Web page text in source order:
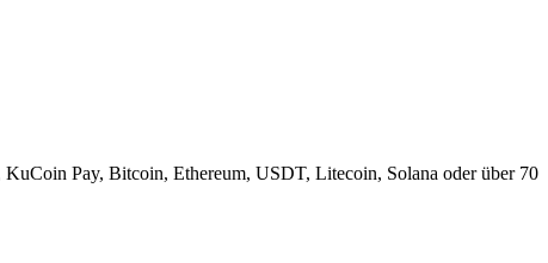
Pay, Bitcoin, Ethereum, USDT, Litecoin, Solana oder über 70